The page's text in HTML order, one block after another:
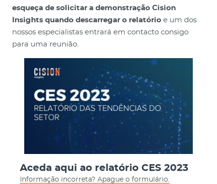
esqueça de solicitar a demonstração Cision
Insights quando descarregar o relatório e um dos
nossos especialistas entrará em contacto consigo
para uma reunião.
Aceda aqui ao relatório CES 2023
Informação incorreta? Apague o formulário.